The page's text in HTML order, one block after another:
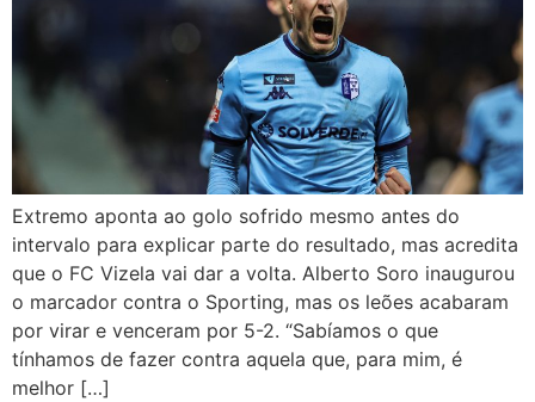
Extremo aponta ao golo sofrido mesmo antes do
intervalo para explicar parte do resultado, mas acredita
que o FC Vizela vai dar a volta. Alberto Soro inaugurou
o marcador contra o Sporting, mas os leões acabaram
por virar e venceram por 5-2. “Sabíamos o que
tínhamos de fazer contra aquela que, para mim, é
melhor […]